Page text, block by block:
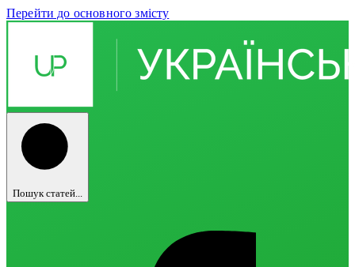
Перейти до основного змісту
Пошук статей...